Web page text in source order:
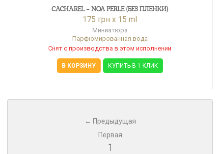
CACHAREL - NOA PERLE (БЕЗ ПЛЕНКИ)
175 грн x 15 ml
Миниатюра
Парфюмированная вода
Снят с производства в этом исполнении
В КОРЗИНУ КУПИТЬ В 1 КЛИК
← Предыдущая
Первая
1